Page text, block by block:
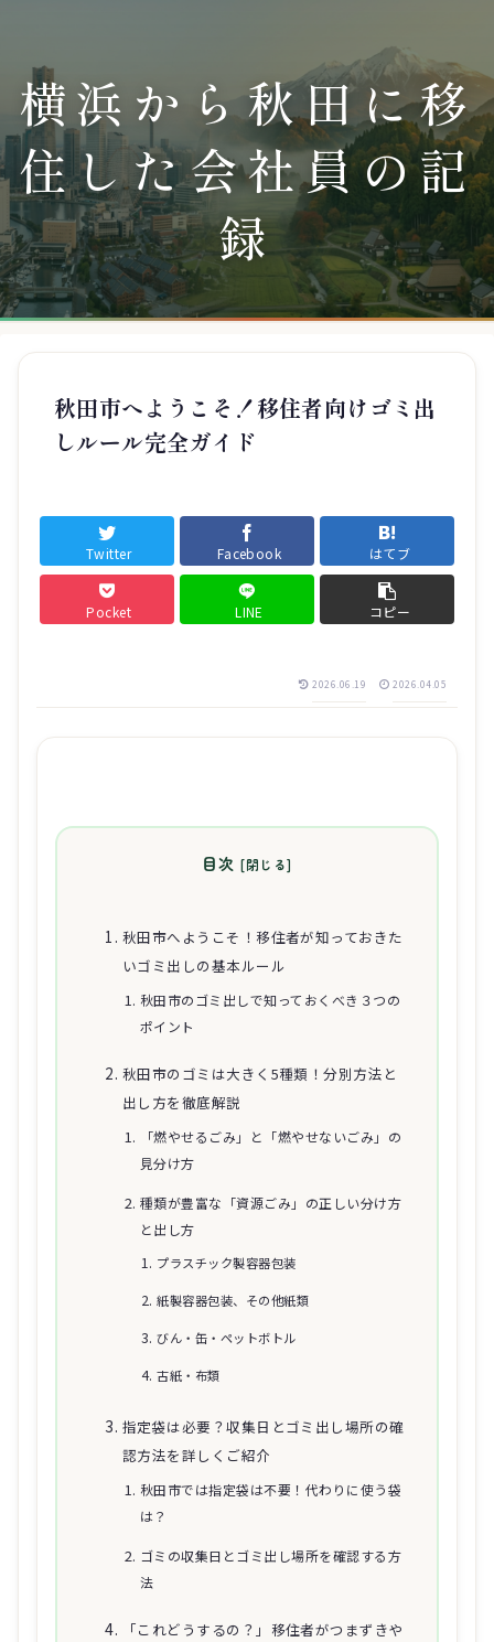
横浜から秋田に移
住した会社員の記
録
秋田市へようこそ！移住者向けゴミ出
しルール完全ガイド
Twitter Facebook はてブ
Pocket LINE コピー
2026.06.19 2026.04.05
目次
秋田市へようこそ！移住者が知っておきた
いゴミ出しの基本ルール
秋田市のゴミ出しで知っておくべき３つの
ポイント
秋田市のゴミは大きく5種類！分別方法と
出し方を徹底解説
「燃やせるごみ」と「燃やせないごみ」の
見分け方
種類が豊富な「資源ごみ」の正しい分け方
と出し方
プラスチック製容器包装
紙製容器包装、その他紙類
びん・缶・ペットボトル
古紙・布類
指定袋は必要？収集日とゴミ出し場所の確
認方法を詳しくご紹介
秋田市では指定袋は不要！代わりに使う袋
は？
ゴミの収集日とゴミ出し場所を確認する方
法
「これどうするの？」移住者がつまずきや